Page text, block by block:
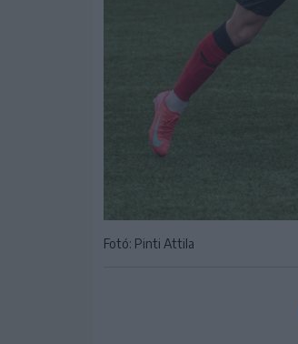
Fotó: Pinti Attila